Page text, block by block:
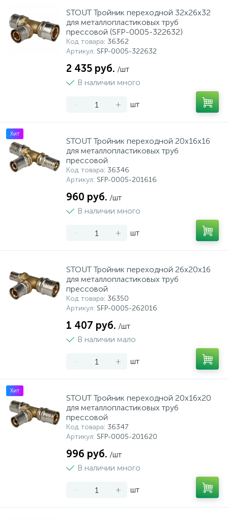
STOUT Тройник переходной 32х26х32
для металлопластиковых труб
прессовой (SFP-0005-322632)
Код товара: 36362
Артикул: SFP-0005-322632
2 435 руб. /шт
В наличии много
- + шт
Хит
STOUT Тройник переходной 20х16х16
для металлопластиковых труб
прессовой
Код товара: 36346
Артикул: SFP-0005-201616
960 руб. /шт
В наличии много
- + шт
STOUT Тройник переходной 26х20х16
для металлопластиковых труб
прессовой
Код товара: 36350
Артикул: SFP-0005-262016
1 407 руб. /шт
В наличии мало
- + шт
Хит
STOUT Тройник переходной 20х16х20
для металлопластиковых труб
прессовой
Код товара: 36347
Артикул: SFP-0005-201620
996 руб. /шт
В наличии много
- + шт